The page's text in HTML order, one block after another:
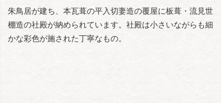
朱鳥居が建ち、本瓦葺の平入切妻造の覆屋に板葺・流見世
棚造の社殿が納められています。社殿は小さいながらも細
かな彩色が施された丁寧なもの。